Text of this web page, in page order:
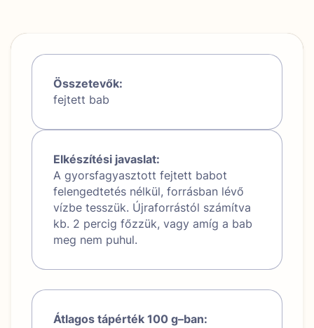
Összetevők:
fejtett bab
Elkészítési javaslat:
A gyorsfagyasztott fejtett babot
felengedtetés nélkül, forrásban lévő
vízbe tesszük. Újraforrástól számítva
kb. 2 percig főzzük, vagy amíg a bab
meg nem puhul.
Átlagos tápérték 100 g–ban: